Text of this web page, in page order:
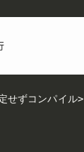
せずコンパイル>